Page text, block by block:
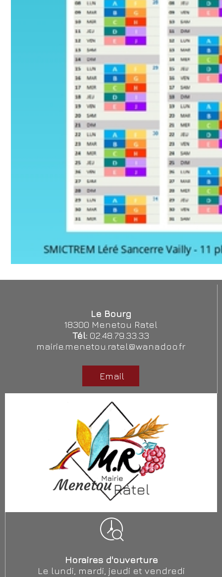
Le Bourg
18300 Menetou Ratel
Tél: 02.48.79.33.33
mairie.menetou.ratel@wanadoo.fr
Email
Horaires d'ouverture
Le lundi, mardi, jeudi et vendredi